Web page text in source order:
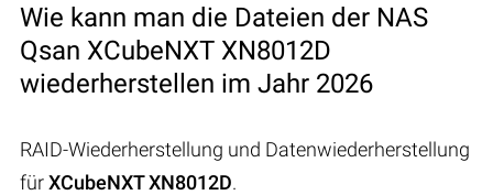
Wie kann man die Dateien der NAS
Qsan XCubeNXT XN8012D
wiederherstellen im Jahr 2026
RAID-Wiederherstellung und Datenwiederherstellung
fürXCubeNXT XN8012D.